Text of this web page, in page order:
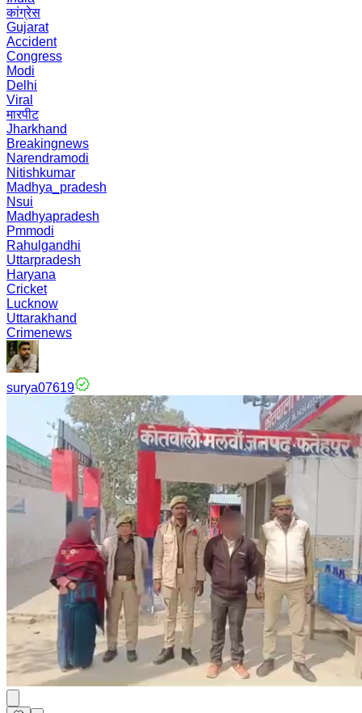
कांग्रेस
Gujarat
Accident
Congress
Modi
Delhi
Viral
मारपीट
Jharkhand
Breakingnews
Narendramodi
Nitishkumar
Madhya_pradesh
Nsui
Madhyapradesh
Pmmodi
Rahulgandhi
Uttarpradesh
Haryana
Cricket
Lucknow
Uttarakhand
Crimenews
surya07619